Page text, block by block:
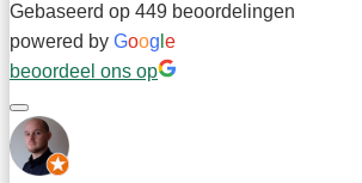
Gebaseerd op 449 beoordelingen
powered by Goog e
beoordeel ons op